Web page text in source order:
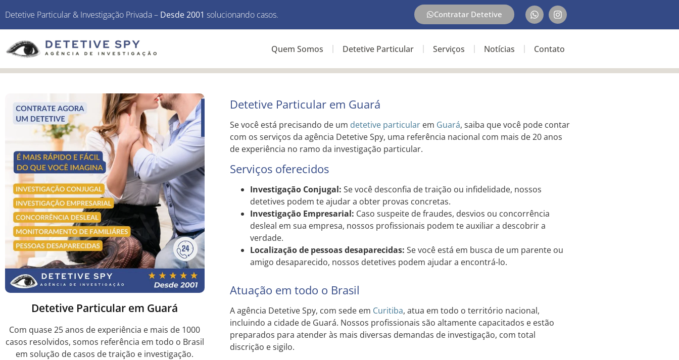
Detetive Particular & Investigação Privada – Desde 2001 solucionando casos. Contratar Detetive
Quem Somos Detetive Particular Serviços Notícias Contato
Detetive Particular em Guará
Com quase 25 anos de experiência e mais de 1000
casos resolvidos, somos referência em todo o Brasil
em solução de casos de traição e investigação.
Detetive Particular em Guará
Se você está precisando de um detetive particularem Guará, saiba que você pode contar
com os serviços da agência Detetive Spy, uma referência nacional com mais de 20 anos
de experiência no ramo da investigação particular.
Serviços oferecidos
Investigação Conjugal: Se você desconfia de traição ou infidelidade, nossos
detetives podem te ajudar a obter provas concretas.
Investigação Empresarial: Caso suspeite de fraudes, desvios ou concorrência
desleal em sua empresa, nossos profissionais podem te auxiliar a descobrir a
verdade.
Localização de pessoas desaparecidas: Se você está em busca de um parente ou
amigo desaparecido, nossos detetives podem ajudar a encontrá-lo.
Atuação em todo o Brasil
A agência Detetive Spy, com sede em Curitiba, atua em todo o território nacional,
incluindo a cidade de Guará. Nossos profissionais são altamente capacitados e estão
preparados para atender às mais diversas demandas de investigação, com total
discrição e sigilo.